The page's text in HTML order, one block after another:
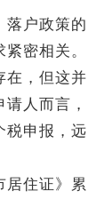
户政策的
密相关。
在，但这并
人而言，
税申报，远
住证》累